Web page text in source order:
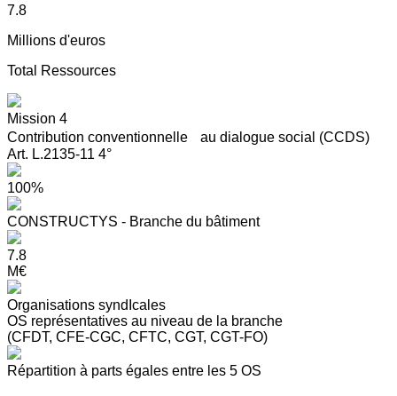
7.8
Millions d'euros
Total Ressources
Mission 4
Contribution conventionnelle au dialogue social (CCDS)
Art. L.2135-11 4°
100%
CONSTRUCTYS - Branche du bâtiment
7.8
M€
Organisations syndIcales
OS représentatives au niveau de la branche
(CFDT, CFE-CGC, CFTC, CGT, CGT-FO)
Répartition à parts égales entre les 5 OS